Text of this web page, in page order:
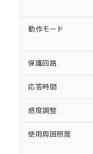
動作モード
保護回路
応答時間
感度調整
使用周囲照度